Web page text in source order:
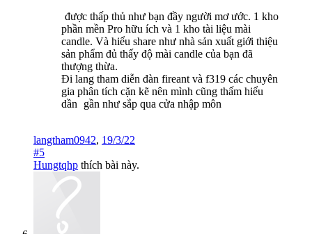
được thấp thủ như bạn đầy người mơ ước. 1 kho
phần mền Pro hữu ích và 1 kho tài liệu mài
candle. Và hiểu share như nhà sản xuất giới thiệu
sản phẩm đủ thấy độ mài candle của bạn đã
thượng thừa.
Đi lang tham diễn đàn fireant và f319 các chuyên
gia phân tích cặn kẽ nên mình cũng thấm hiểu
dần
gần như sắp qua cửa nhập môn
langtham0942, 19/3/22
#5
Hungtqhp thích bài này.